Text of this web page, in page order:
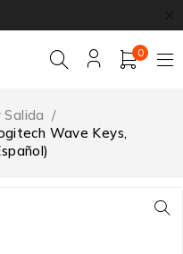
0
/
Wave Keys,